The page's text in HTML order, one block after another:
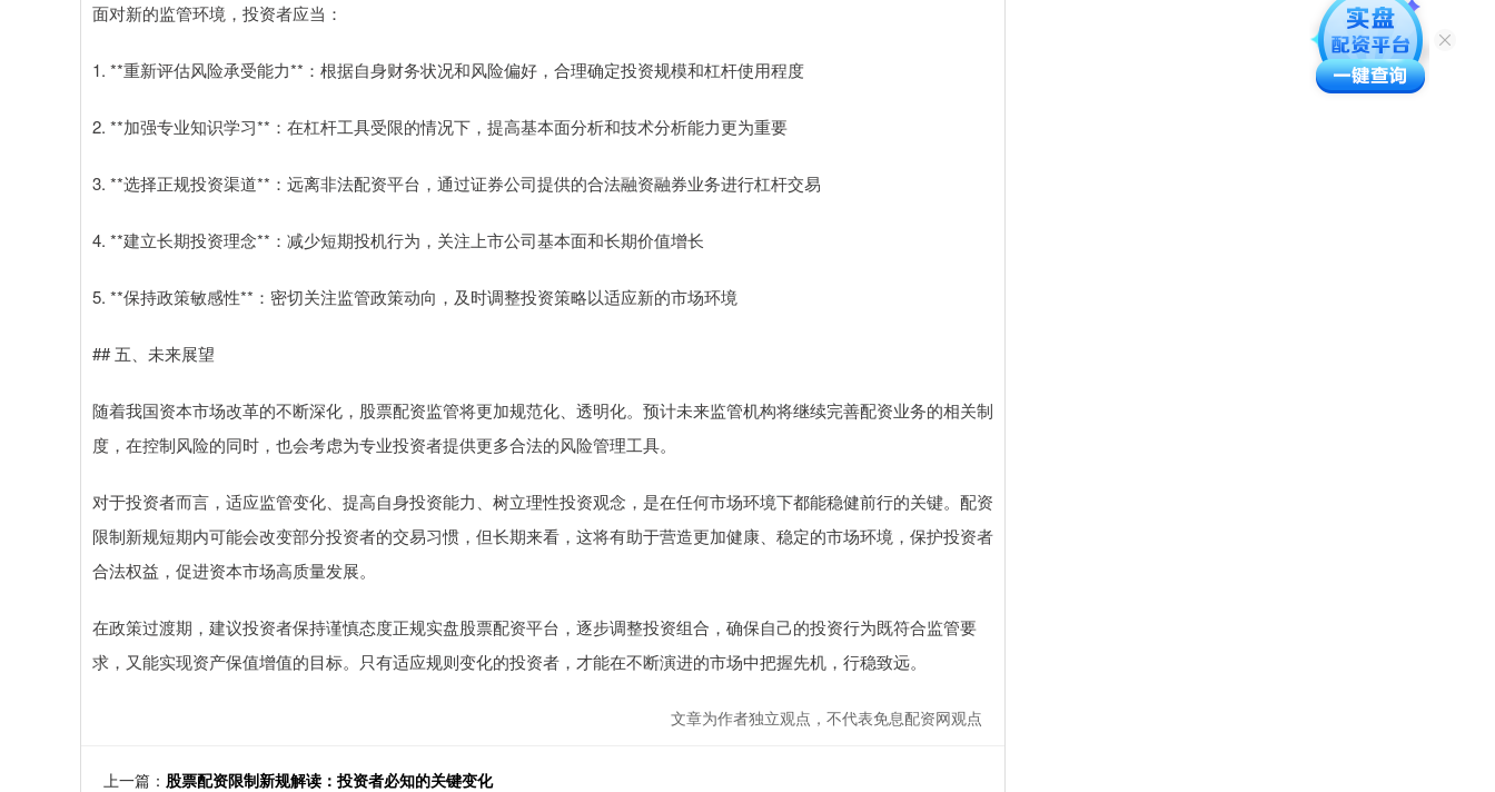
面对新的监管环境，投资者应当：
1. **重新评估风险承受能力**：根据自身财务状况和风险偏好，合理确定投资规模和杠杆使用程度
2. **加强专业知识学习**：在杠杆工具受限的情况下，提高基本面分析和技术分析能力更为重要
3. **选择正规投资渠道**：远离非法配资平台，通过证券公司提供的合法融资融券业务进行杠杆交易
4. **建立长期投资理念**：减少短期投机行为，关注上市公司基本面和长期价值增长
5. **保持政策敏感性**：密切关注监管政策动向，及时调整投资策略以适应新的市场环境
## 五、未来展望
随着我国资本市场改革的不断深化，股票配资监管将更加规范化、透明化。预计未来监管机构将继续完善配资业务的相关制
度，在控制风险的同时，也会考虑为专业投资者提供更多合法的风险管理工具。
对于投资者而言，适应监管变化、提高自身投资能力、树立理性投资观念，是在任何市场环境下都能稳健前行的关键。配资
限制新规短期内可能会改变部分投资者的交易习惯，但长期来看，这将有助于营造更加健康、稳定的市场环境，保护投资者
合法权益，促进资本市场高质量发展。
在政策过渡期，建议投资者保持谨慎态度正规实盘股票配资平台，逐步调整投资组合，确保自己的投资行为既符合监管要
求，又能实现资产保值增值的目标。只有适应规则变化的投资者，才能在不断演进的市场中把握先机，行稳致远。
文章为作者独立观点，不代表免息配资网观点
上一篇： 股票配资限制新规解读：投资者必知的关键变化